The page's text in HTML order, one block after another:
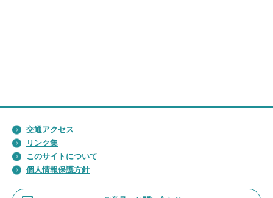
交通アクセス
リンク集
このサイトについて
個人情報保護方針